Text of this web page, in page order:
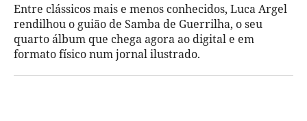
Entre clássicos mais e menos conhecidos, Luca Argel
rendilhou o guião de Samba de Guerrilha, o seu
quarto álbum que chega agora ao digital e em
formato físico num jornal ilustrado.